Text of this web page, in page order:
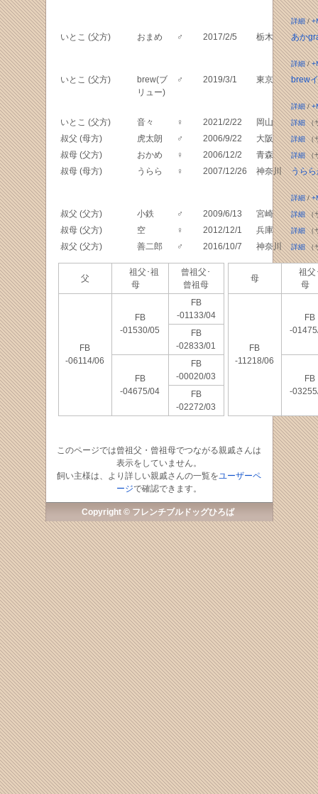
詳細/
いとこ (父方) おまめ ♂ 2017/2/5 栃木 あか
詳細/
いとこ (父方)
brew(ブ
リュー)
♂ 2019/3/1 東京 brew
詳細/
いとこ (父方) 音々 ♀ 2021/2/22 岡山 詳細（
叔父 (母方) 虎太朗 ♂ 2006/9/22 大阪 詳細（
叔母 (父方) おかめ ♀ 2006/12/2 青森 詳細（
叔母 (母方) うらら ♀ 2007/12/26 神奈川 うら
詳細/
叔父 (父方) 小鉄 ♂ 2009/6/13 宮崎 詳細（
叔母 (父方) 空 ♀ 2012/12/1 兵庫 詳細（
叔父 (父方) 善二郎 ♂ 2016/10/7 神奈川 詳細（
父
祖父･祖
母
曾祖父･
曾祖母
FB
-06114/06
FB
-01530/05
FB
-01133/04
FB
-02833/01
FB
-04675/04
FB
-00020/03
FB
-02272/03
母
祖父
母
FB
-11218/06
FB
-
FB
-
このページでは曾祖父・曾祖母でつながる親戚さんは
表示をしていません。
飼い主様は、より詳しい親戚さんの一覧をユーザーペ
ージで確認できます。
Copyright © フレンチブルドッグひろば